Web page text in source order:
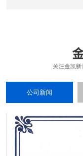
公司新闻